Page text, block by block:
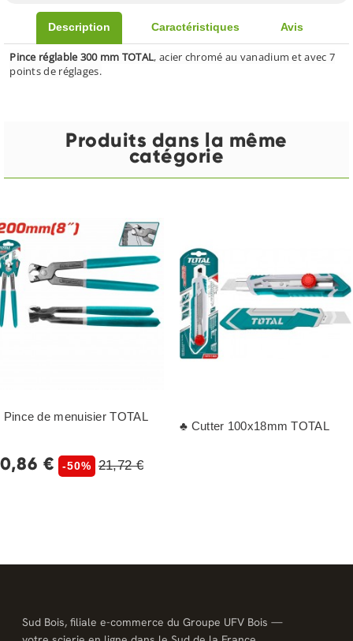
Description Caractéristiques Avis
Pince réglable 300 mm TOTAL, acier chromé au vanadium et avec 7
points de réglages.
Produits dans la même
catégorie
Pince de menuisier TOTAL
€ -50% 21,72 €
♣ Cutter 100x18mm TOTAL
Sud Bois, filiale e-commerce du Groupe UFV Bois —